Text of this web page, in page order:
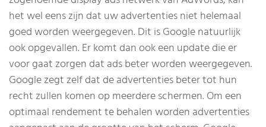
het wel eens zijn dat uw advertenties niet helemaal
goed worden weergegeven. Dit is Google natuurlijk
ook opgevallen. Er komt dan ook een update die er
voor gaat zorgen dat ads beter worden weergegeven.
Google zegt zelf dat de advertenties beter tot hun
recht zullen komen op meerdere schermen. Om een
optimaal rendement te behalen worden advertenties